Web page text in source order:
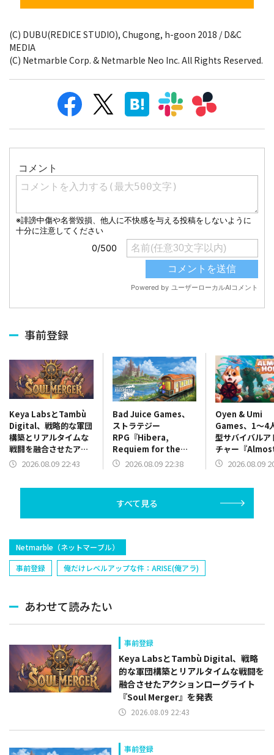
(C) DUBU(REDICE STUDIO), Chugong, h-goon 2018 / D&C
MEDIA
(C) Netmarble Corp. & Netmarble Neo Inc. All Rights Reserved.
事前登録
Keya LabsとTambù
Digital、戦略的な軍団
構築とリアルタイムな
戦闘を融合させたアク
ションローグライト
2026.08.09 22:43
Bad Juice Games、
ストラテジー
RPG『Hibera,
Requiem for the
Forgotten』の体験版
2026.08.09 22:38
Oyen & Umi
Games、1～4
型サバイバルア
チャー『
Home』を発表
2026.08.09
すべて見る
​Netmarble（ネットマーブル）
事前登録
俺だけレベルアップな件：ARISE(俺アラ)
あわせて読みたい
事前登録
Keya LabsとTambù Digital、戦略
的な軍団構築とリアルタイムな戦闘を
融合させたアクションローグライト
『Soul Merger』を発表
2026.08.09 22:43
事前登録